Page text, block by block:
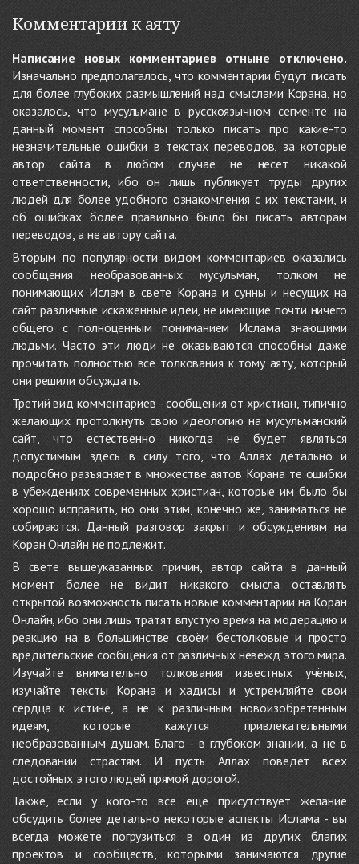
Комментарии к аяту
Написание новых комментариев отныне отключено.
Изначально предполагалось, что комментарии будут писать
для более глубоких размышлений над смыслами Корана, но
оказалось, что мусульмане в русскоязычном сегменте на
данный момент способны только писать про какие-то
незначительные ошибки в текстах переводов, за которые
автор сайта в любом случае не несёт никакой
ответственности, ибо он лишь публикует труды других
людей для более удобного ознакомления с их текстами, и
об ошибках более правильно было бы писать авторам
переводов, а не автору сайта.
Вторым по популярности видом комментариев оказались
сообщения необразованных мусульман, толком не
понимающих Ислам в свете Корана и сунны и несущих на
сайт различные искажённые идеи, не имеющие почти ничего
общего с полноценным пониманием Ислама знающими
людьми. Часто эти люди не оказываются способны даже
прочитать полностью все толкования к тому аяту, который
они решили обсуждать.
Третий вид комментариев - сообщения от христиан, типично
желающих протолкнуть свою идеологию на мусульманский
сайт, что естественно никогда не будет являться
допустимым здесь в силу того, что Аллах детально и
подробно разъясняет в множестве аятов Корана те ошибки
в убеждениях современных христиан, которые им было бы
хорошо исправить, но они этим, конечно же, заниматься не
собираются. Данный разговор закрыт и обсуждениям на
Коран Онлайн не подлежит.
В свете вышеуказанных причин, автор сайта в данный
момент более не видит никакого смысла оставлять
открытой возможность писать новые комментарии на Коран
Онлайн, ибо они лишь тратят впустую время на модерацию и
реакцию на в большинстве своём бестолковые и просто
вредительские сообщения от различных невежд этого мира.
Изучайте внимательно толкования известных учёных,
изучайте тексты Корана и хадисы и устремляйте свои
сердца к истине, а не к различным новоизобретённым
идеям, которые кажутся привлекательными
необразованным душам. Благо - в глубоком знании, а не в
следовании страстям. И пусть Аллах поведёт всех
достойных этого людей прямой дорогой.
Также, если у кого-то всё ещё присутствует желание
обсудить более детально некоторые аспекты Ислама - вы
всегда можете погрузиться в один из других благих
проектов и сообществ, которыми занимаются другие